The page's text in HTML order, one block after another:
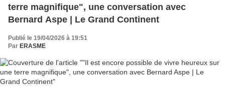
terre magnifique", une conversation avec
Bernard Aspe | Le Grand Continent
Publié le 19/04/2026 à 19:51
Par ERASME